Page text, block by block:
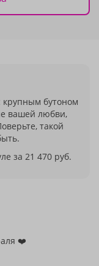
крупным бутоном
вашей любви,
такой
за 21 470 руб.
❤️